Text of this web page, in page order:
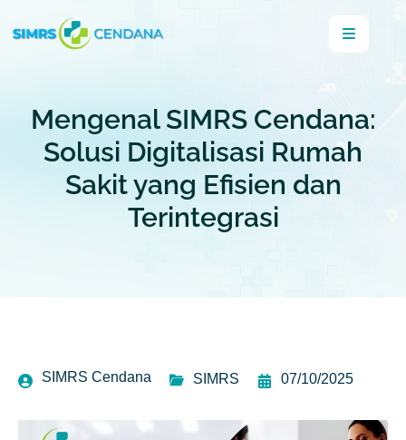
Mengenal SIMRS Cendana:
Solusi Digitalisasi Rumah
Sakit yang Efisien dan
Terintegrasi
SIMRS Cendana SIMRS 07/10/2025